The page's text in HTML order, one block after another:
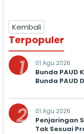
Kembali
Terpopuler
1 01 Agu 2026
Bunda PAUD
Bunda PAUD
2 01 Agu 2026
Penjaringan
Tak Sesuai